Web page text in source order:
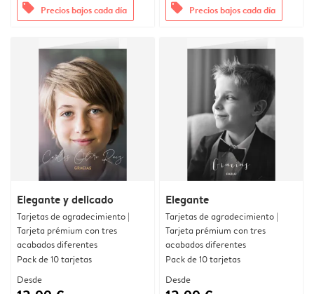
offers Precios bajos cada día offers Precios bajos cada día
Elegante y delicado
Tarjetas de agradecimiento |
Tarjeta prémium con tres
acabados diferentes
Pack de 10 tarjetas
Desde
Elegante
Tarjetas de agradecimiento |
Tarjeta prémium con tres
acabados diferentes
Pack de 10 tarjetas
Desde